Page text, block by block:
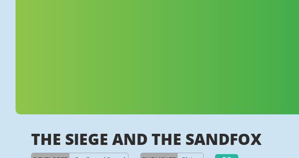
THE SIEGE AND THE SANDFOX